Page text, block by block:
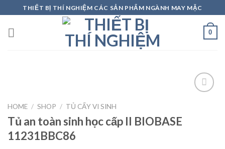
to
content
THIẾT BỊ THÍ NGHIỆM CÁC SẢN PHẨM NGÀNH MAY MẶC
0
HOME / SHOP / TỦ CẤY VI SINH
Tủ an toàn sinh học cấp II BIOBASE
11231BBC86